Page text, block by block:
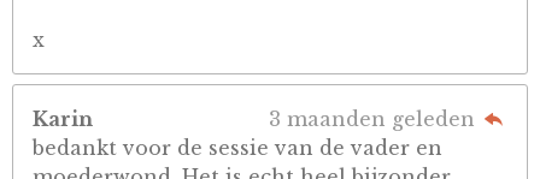
x
Karin
3 maanden geleden
bedankt voor de sessie van de vader en